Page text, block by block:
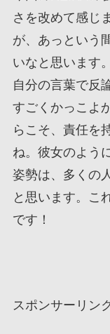
さを改めて感じ
が、あっという
いなと思います
自分の言葉で反
すごくかっこよ
らこそ、責任を
ね。彼女のよう
姿勢は、多くの
と思います。こ
です！
スポンサーリン